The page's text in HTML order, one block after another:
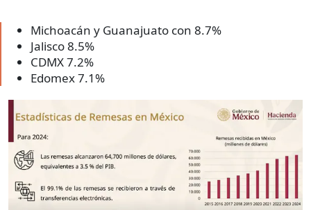
Michoacán y Guanajuato con 8.7%
Jalisco 8.5%
CDMX 7.2%
Edomex 7.1%